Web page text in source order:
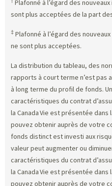
Plafonné à l’égard des
sont plus acceptées de la part
‡ Plafonné à l’égard des
ne sont plus acceptées.
La distribution du tableau, des
rapports à court terme n’est pas
à long terme du profil de fonds.
caractéristiques du contrat
la Canada Vie est présentée
pouvez obtenir auprès de votre
fonds distinct est investi aux
valeur peut augmenter ou
caractéristiques du contrat
la Canada Vie est présentée
pouvez obtenir auprès de votre